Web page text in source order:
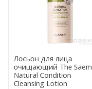
Лосьон для лица
очищающий The Saem
Natural Condition
Cleansing Lotion